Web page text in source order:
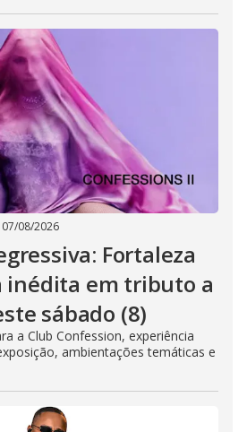
07/08/2026
Fortaleza
inédita em tributo a
sábado (8)
a Club Confession, experiência
ambientações temáticas e